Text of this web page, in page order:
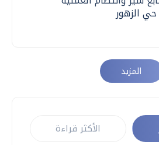
الزهور
المزيد
الأكثر قراءة